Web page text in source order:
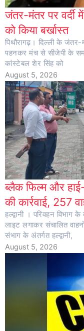
जंतर-मंतर पर वर्दी
को किया बर्खास्त
पिथौरागढ़। दिल्ली के
पहनकर मंच से सीजेपी के
कांस्टेबल शेर सिंह को
August 5, 2026
ब्लैक फिल्म और हाई-
की कार्रवाई, 257
हल्द्वानी । परिवहन विभाग
लाइट लगाकर संचालित वाहनों
संभाग के अंतर्गत हल्द्वानी,
August 5, 2026